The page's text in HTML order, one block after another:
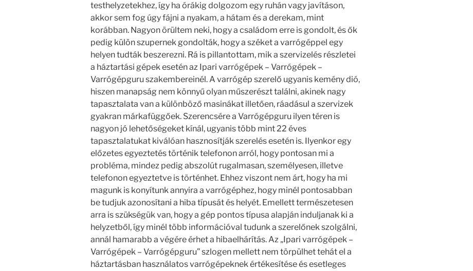
testhelyzetekhez, így ha órákig dolgozom egy ruhán vagy javításon,
akkor sem fog úgy fájni a nyakam, a hátam és a derekam, mint
korábban. Nagyon örültem neki, hogy a családom erre is gondolt, és ők
pedig külön szupernek gondolták, hogy a széket a varrógéppel egy
helyen tudták beszerezni. Rá is pillantottam, mik a szervizelés részletei
a háztartási gépek esetén az Ipari varrógépek – Varrógépek –
Varrógépguru szakembereinél. A varrógép szerelő ugyanis kemény dió,
hiszen manapság nem könnyű olyan műszerészt találni, akinek nagy
tapasztalata van a különböző masinákat illetően, ráadásul a szervizek
gyakran márkafüggőek. Szerencsére a Varrógépguru ilyen téren is
nagyon jó lehetőségeket kínál, ugyanis több mint 22 éves
tapasztalatukat kiválóan hasznosítják szerelés esetén is. Ilyenkor egy
előzetes egyeztetés történik telefonon arról, hogy pontosan mi a
probléma, mindez pedig abszolút rugalmasan, személyesen, illetve
telefonon egyeztetve is történhet. Ehhez viszont nem árt, hogy ha mi
magunk is konyítunk annyira a varrógéphez, hogy minél pontosabban
be tudjuk azonosítani a hiba típusát és helyét. Emellett természetesen
arra is szükségük van, hogy a gép pontos típusa alapján induljanak ki a
helyzetből, így minél több információval tudunk a szerelőnek szolgálni,
annál hamarabb a végére érhet a hibaelhárítás. Az „Ipari varrógépek –
Varrógépek – Varrógépguru” szlogen mellett nem törpülhet tehát el a
háztartásban használatos varrógépeknek értékesítése és esetleges